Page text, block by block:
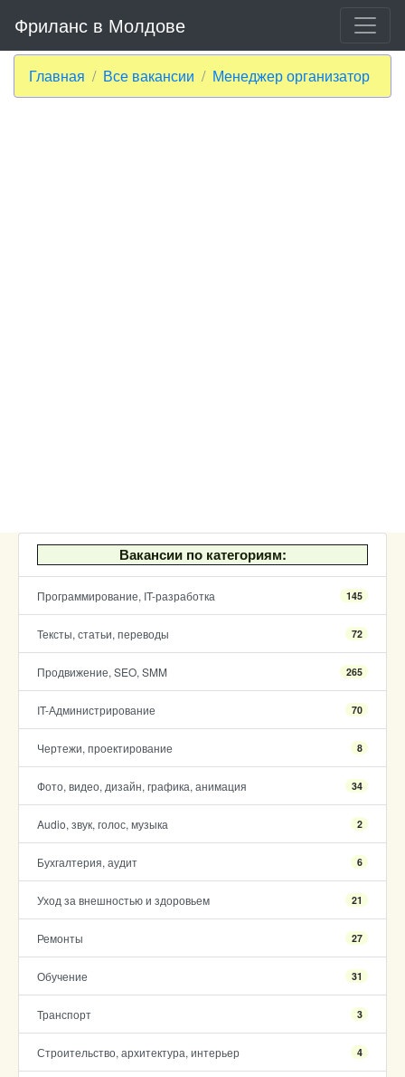
Фриланс в Молдове
Главная Все вакансии Менеджер организатор
Вакансии по категориям:
Программирование, IT-разработка 145
Тексты, статьи, переводы 72
Продвижение, SEO, SMM 265
IT-Администрирование 70
Чертежи, проектирование 8
Фото, видео, дизайн, графика, анимация 34
Audio, звук, голос, музыка 2
Бухгалтерия, аудит 6
Уход за внешностью и здоровьем 21
Ремонты 27
Обучение 31
Транспорт 3
Строительство, архитектура, интерьер 4